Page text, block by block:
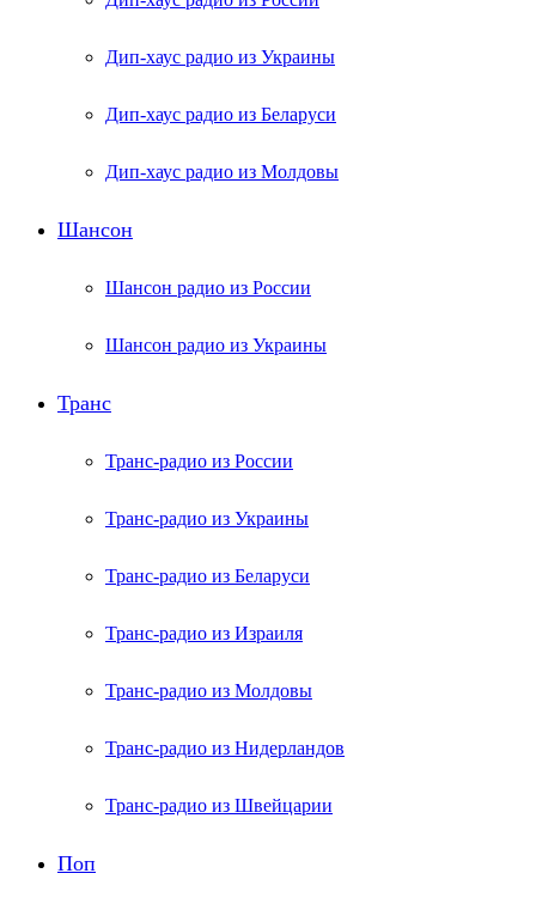
Дип-хаус радио из Украины
Дип-хаус радио из Беларуси
Дип-хаус радио из Молдовы
Шансон
Шансон радио из России
Шансон радио из Украины
Транс
Транс-радио из России
Транс-радио из Украины
Транс-радио из Беларуси
Транс-радио из Израиля
Транс-радио из Молдовы
Транс-радио из Нидерландов
Транс-радио из Швейцарии
Поп